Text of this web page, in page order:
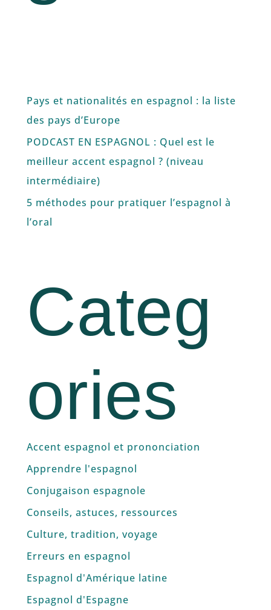
Pays et nationalités en espagnol : la liste
des pays d’Europe
PODCAST EN ESPAGNOL : Quel est le
meilleur accent espagnol ? (niveau
intermédiaire)
5 méthodes pour pratiquer l’espagnol à
l’oral
Categ
ories
Accent espagnol et prononciation
Apprendre l'espagnol
Conjugaison espagnole
Conseils, astuces, ressources
Culture, tradition, voyage
Erreurs en espagnol
Espagnol d'Amérique latine
Espagnol d'Espagne